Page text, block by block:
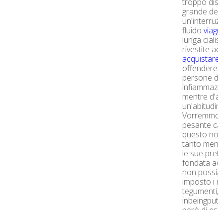
grande
fluido
lunga
rivestite
persone
mentre
pesante
questo
tanto
le sue
fondata
non
imposto i